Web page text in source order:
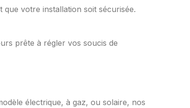
votre installation soit sécurisée.
prête à régler vos soucis de
électrique, à gaz, ou solaire, nos